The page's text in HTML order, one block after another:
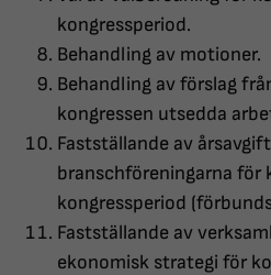
kongressperiod.
Behandling av motioner.
Behandling av förslag
kongressen utsedda
Fastställande av
branschföreningarna för
kongressperiod
Fastställande av
ekonomisk strategi för